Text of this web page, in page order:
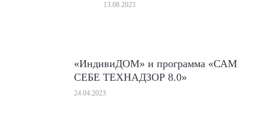
13.08.2023
«ИндивиДОМ» и программа «САМ
СЕБЕ ТЕХНАДЗОР 8.0»
24.04.2023